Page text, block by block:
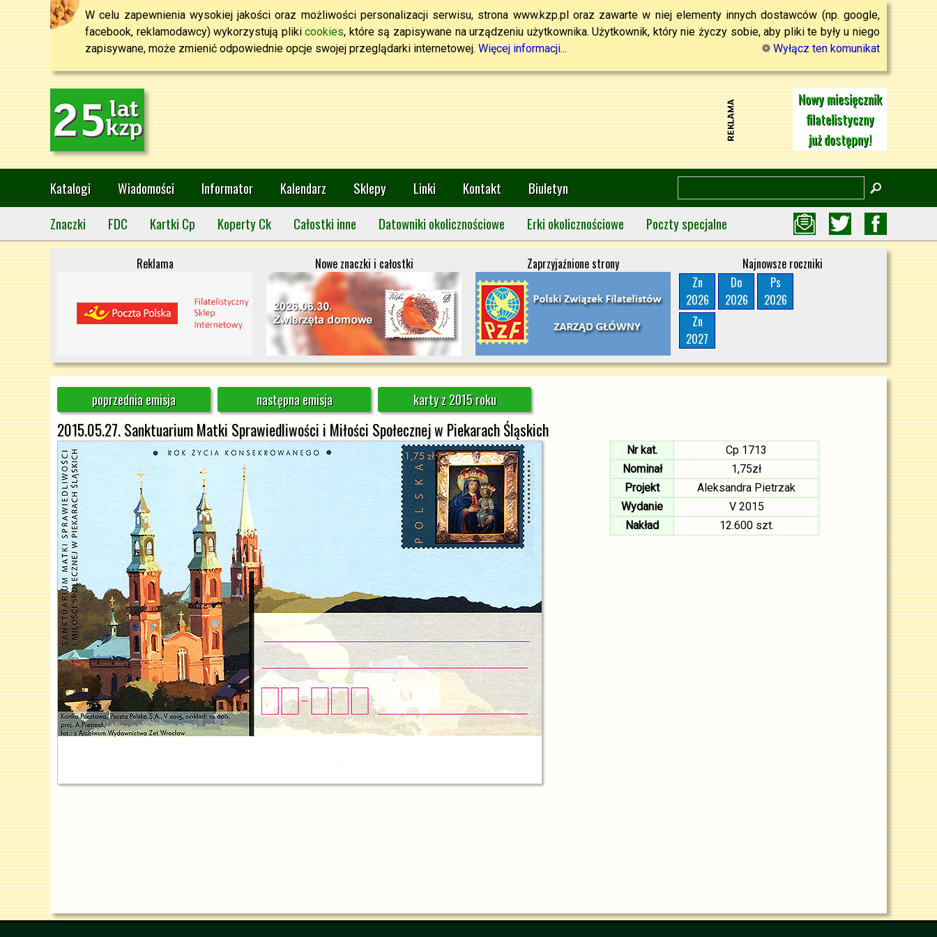
W celu zapewnienia wysokiej jakości oraz możliwości personalizacji serwisu, strona www.kzp.pl oraz zawarte w niej elementy innych dostawców (np. google,
facebook, reklamodawcy) wykorzystują plikicookies, które są zapisywane na urządzeniu użytkownika. Użytkownik, który nie życzy sobie, aby pliki te były u niego
zapisywane, może zmienić odpowiednie opcje swojej przeglądarki internetowej. Więcej informacji... Wyłącz ten komunikat
Nowy miesięcznik
filatelistyczny
już dostępny!
Katalogi Wiadomości Informator Kalendarz Sklepy Linki Kontakt
Biuletyn
Znaczki
FDC Kartki Cp Koperty Ck Całostki inne Datowniki okolicznościowe Erki okolicznościowe Poczty specjalne
Reklama Nowe znaczki i całostki Zaprzyjaźnione strony
Najnowsze roczniki
Zn
2026
Do
2026
Ps
2026
Zn
2027
poprzednia emisja następna emisja karty z 2015 roku
2015.05.27. Sanktuarium Matki Sprawiedliwości i Miłości Społecznej w Piekarach Śląskich
Nr kat.
Cp 1713
Nominał
1,75zł
Projekt
Aleksandra Pietrzak
Wydanie
V 2015
Nakład
12.600 szt.